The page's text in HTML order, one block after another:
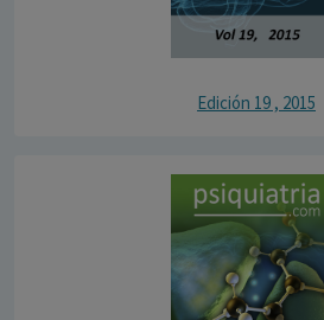
Edición 19 , 2015